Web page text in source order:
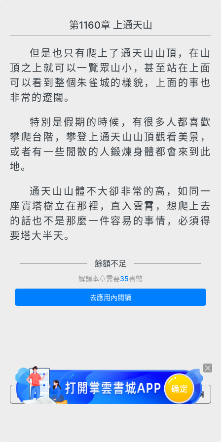
第1160章 上通天山
但是也只有爬上了通天山山頂，在山
頂之上就可以一覽眾山小，甚至站在上面
可以看到整個朱雀城的樣貌，上面的事也
非常的遼闊。
特別是假期的時候，有很多人都喜歡
攀爬台階，攀登上通天山山頂觀看美景，
或者有一些閒散的人鍛煉身體都會來到此
地。
通天山山體不大卻非常的高，如同一
座寶塔樹立在那裡，直入雲霄，想爬上去
的話也不是那麼一件容易的事情，必須得
要塔大半天。
餘額不足
解鎖本章需要35書幣
去應用內閱讀
上一章節 下一章節